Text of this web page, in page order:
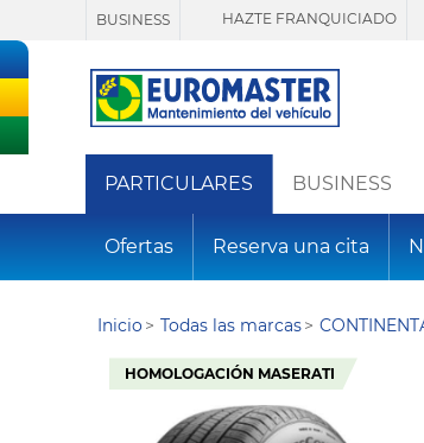
BUSINESS HAZTE FRANQUICIADO
PARTICULARES BUSINESS
Ofertas Reserva una cita
Inicio Todas las marcas
HOMOLOGACIÓN MASERATI